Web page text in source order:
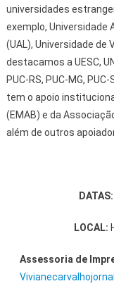
universidades
exemplo, Universidade
(UAL), Universidade de
destacamos a UESC,
PUC-RS, PUC-MG,
tem o apoio
(EMAB) e da
além de outros
DATAS:
LOCAL:
Assessoria de